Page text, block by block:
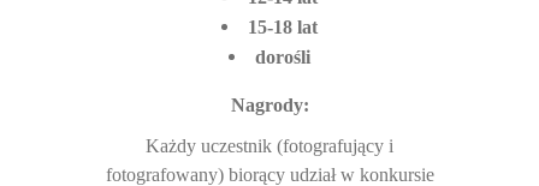
15-18 lat
dorośli
Nagrody:
Każdy uczestnik (fotografujący i
fotografowany) biorący udział w konkursie